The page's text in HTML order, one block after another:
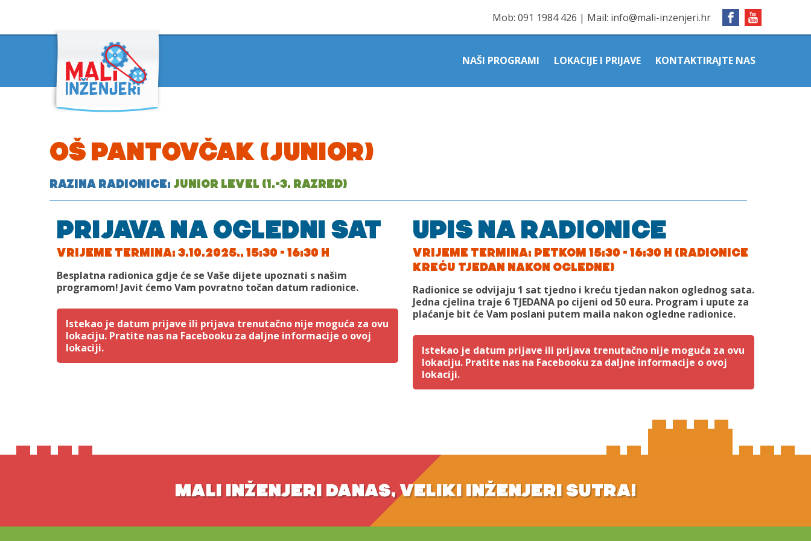
Mob: 091 1984 426 | Mail: info@mali-inzenjeri.hr
NAŠI PROGRAMI LOKACIJE I PRIJAVE KONTAKTIRAJTE NAS
OŠ PANTOVČAK (JUNIOR)
RAZINA RADIONICE: JUNIOR LEVEL (1.-3. RAZRED)
PRIJAVA NA OGLEDNI SAT
VRIJEME TERMINA: 3.10.2025., 15:30 - 16:30 H
Besplatna radionica gdje će se Vaše dijete upoznati s našim
programom! Javit ćemo Vam povratno točan datum radionice.
Istekao je datum prijave ili prijava trenutačno nije moguća za ovu
lokaciju. Pratite nas na Facebooku za daljne informacije o ovoj
lokaciji.
UPIS NA RADIONICE
VRIJEME TERMINA: PETKOM 15:30 - 16:30 H (RADIONICE
KREĆU TJEDAN NAKON OGLEDNE)
Radionice se odvijaju 1 sat tjedno i kreću tjedan nakon oglednog sata.
Jedna cjelina traje 6 TJEDANA po cijeni od 50 eura. Program i upute za
plaćanje bit će Vam poslani putem maila nakon ogledne radionice.
Istekao je datum prijave ili prijava trenutačno nije moguća za ovu
lokaciju. Pratite nas na Facebooku za daljne informacije o ovoj
lokaciji.
MALI INŽENJERI DANAS, VELIKI INŽENJERI SUTRA!